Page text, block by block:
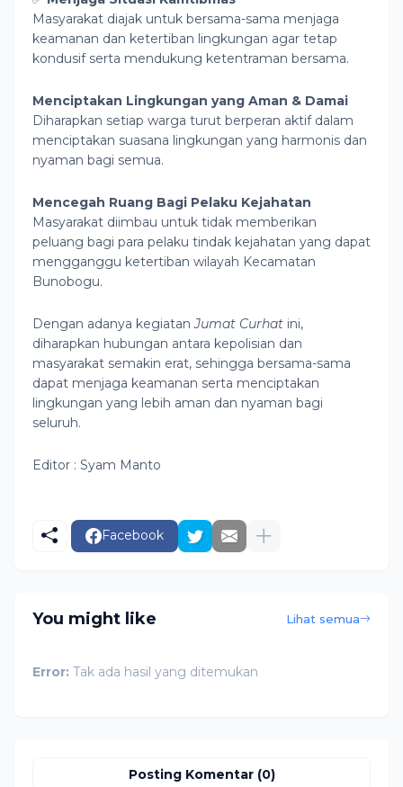
Masyarakat diajak untuk bersama-sama menjaga
keamanan dan ketertiban lingkungan agar tetap
kondusif serta mendukung ketentraman bersama.
Menciptakan Lingkungan yang Aman & Damai
Diharapkan setiap warga turut berperan aktif dalam
menciptakan suasana lingkungan yang harmonis dan
nyaman bagi semua.
Mencegah Ruang Bagi Pelaku Kejahatan
Masyarakat diimbau untuk tidak memberikan
peluang bagi para pelaku tindak kejahatan yang dapat
mengganggu ketertiban wilayah Kecamatan
Bunobogu.
Dengan adanya kegiatanJumat Curhat ini,
diharapkan hubungan antara kepolisian dan
masyarakat semakin erat, sehingga bersama-sama
dapat menjaga keamanan serta menciptakan
lingkungan yang lebih aman dan nyaman bagi
seluruh.
Editor : Syam Manto
Facebook
You might like Lihat semua
Error: Tak ada hasil yang ditemukan
Posting Komentar (0)